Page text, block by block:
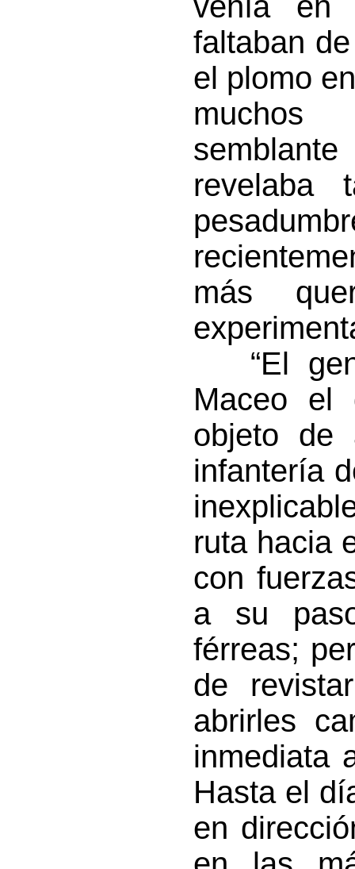
faltaban
el plomo
muchos
revelaba
más
“El
Maceo
objeto de
infantería
ruta hacia
con
a su
férreas;
de
abrirles
inmediata
Hasta el
en